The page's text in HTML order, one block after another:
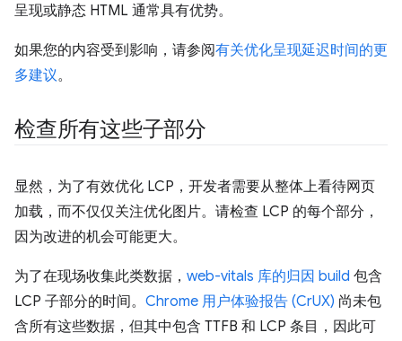
呈现或静态 HTML 通常具有优势。
如果您的内容受到影响，请参阅有关优化呈现延迟时间的更
多建议。
检查所有这些子部分
显然，为了有效优化 LCP，开发者需要从整体上看待网页
加载，而不仅仅关注优化图片。请检查 LCP 的每个部分，
因为改进的机会可能更大。
为了在现场收集此类数据， web-vitals 库的归因 build 包含
LCP 子部分的时间。 Chrome 用户体验报告 (CrUX) 尚未包
含所有这些数据，但其中包含 TTFB 和 LCP 条目，因此可